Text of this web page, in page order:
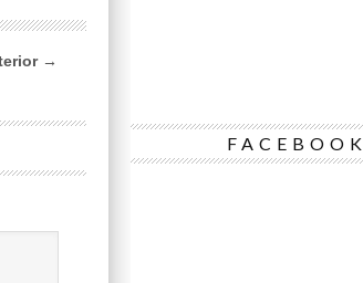
→
FACEBOOK